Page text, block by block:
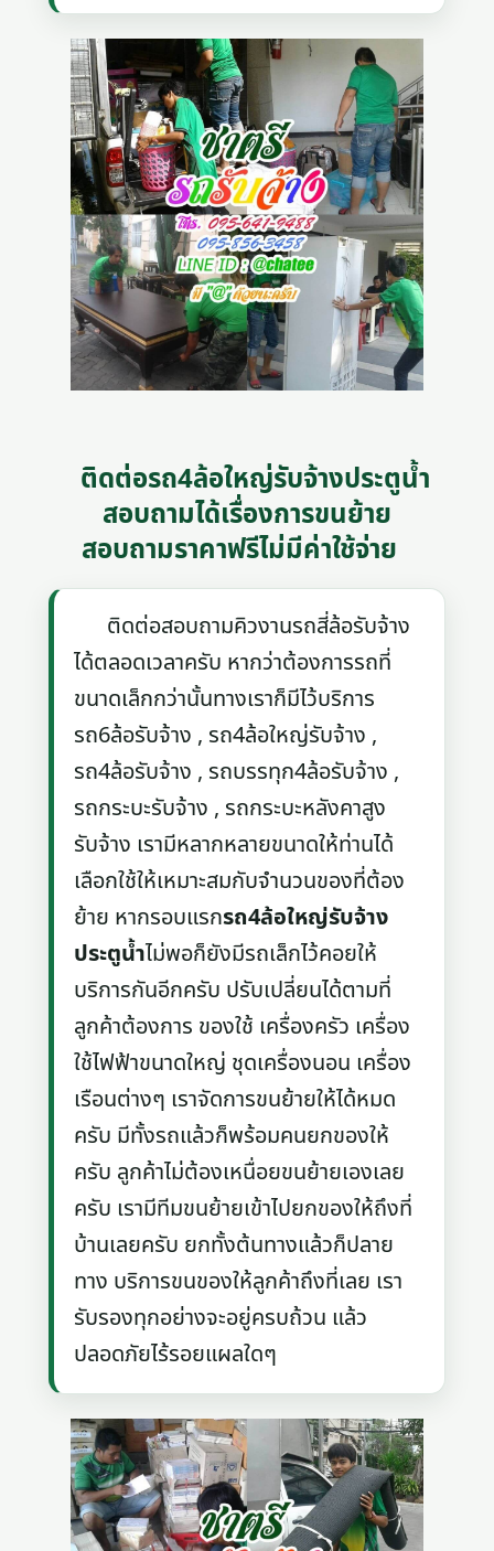
ติดต่อรถ4ล้อใหญ่รับจ้างประตูน้ำ
สอบถามได้เรื่องการขนย้าย
สอบถามราคาฟรีไม่มีค่าใช้จ่าย
ติดต่อสอบถามคิวงานรถสี่ล้อรับจ้าง
ได้ตลอดเวลาครับ หากว่าต้องการรถที่
ขนาดเล็กกว่านั้นทางเราก็มีไว้บริการ
รถ6ล้อรับจ้าง , รถ4ล้อใหญ่รับจ้าง ,
รถ4ล้อรับจ้าง , รถบรรทุก4ล้อรับจ้าง ,
รถกระบะรับจ้าง , รถกระบะหลังคาสูง
รับจ้าง เรามีหลากหลายขนาดให้ท่านได้
เลือกใช้ให้เหมาะสมกับจำนวนของที่ต้อง
ย้าย หากรอบแรกรถ4ล้อใหญ่รับจ้าง
ประตูน้ำไม่พอก็ยังมีรถเล็กไว้คอยให้
บริการกันอีกครับ ปรับเปลี่ยนได้ตามที่
ลูกค้าต้องการ ของใช้ เครื่องครัว เครื่อง
ใช้ไฟฟ้าขนาดใหญ่ ชุดเครื่องนอน เครื่อง
เรือนต่างๆ เราจัดการขนย้ายให้ได้หมด
ครับ มีทั้งรถแล้วก็พร้อมคนยกของให้
ครับ ลูกค้าไม่ต้องเหนื่อยขนย้ายเองเลย
ครับ เรามีทีมขนย้ายเข้าไปยกของให้ถึงที่
บ้านเลยครับ ยกทั้งต้นทางแล้วก็ปลาย
ทาง บริการขนของให้ลูกค้าถึงที่เลย เรา
รับรองทุกอย่างจะอยู่ครบถ้วน แล้ว
ปลอดภัยไร้รอยแผลใดๆ